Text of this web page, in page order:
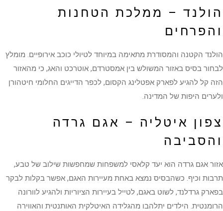
הולנד – ממלכת הטחנות
והפרחים
הולנד הקטנה והמסודרת מתאימה במיוחד לטיולי כוכב אירופיים. מומלץ
לבחור בסיס באזור המשולש בין אמסטרדם, אוטרכט והאג, כי מהאזור
הזה קל להגיע לפארק אפטלינג הקסום, לכפר הדייגים החלומי חיטהורן
ולערים היפות של המדינה.
צפון איטליה – אגם גרדה
והסביבה
אזור אגם גרדה הוא יעד קלאסי למשפחות שמחפשות שילוב של טבע,
תרבות וכיף. כשהבסיס נמצא באחת מעיירות האגם, אפשר בקלות לבקר
בפארק גרדלנד, לשוט באגם, לטייל בעיירות הציוריות ולהגיע לוורונה
הרומנטית. הילדים יתלהבו מהגלידה האיטלקית האותנטית והאווירה